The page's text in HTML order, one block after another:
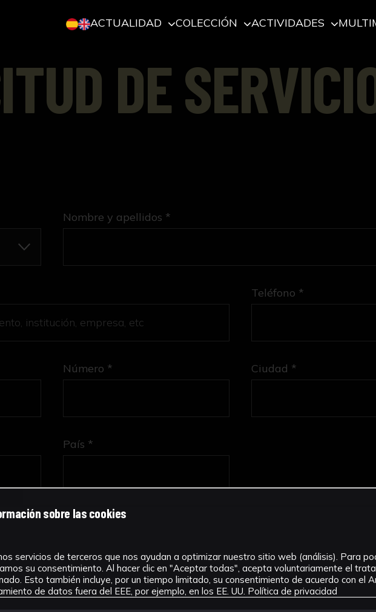
ACTUALIDAD COLECCIÓN ACTIVIDADES
DE
Nombre y apellidos *
Teléfono *
Número * Ciudad *
País *
sobre las cookies
servicios de terceros que nos ayudan a optimizar nuestro sitio web (análisis). Para
su consentimiento. Al hacer clic en "Aceptar todas", acepta voluntariamente el
Esto también incluye, por un tiempo limitado, su consentimiento de acuerdo con el
de datos fuera del EEE, por ejemplo, en los EE. UU. Política de privacidad